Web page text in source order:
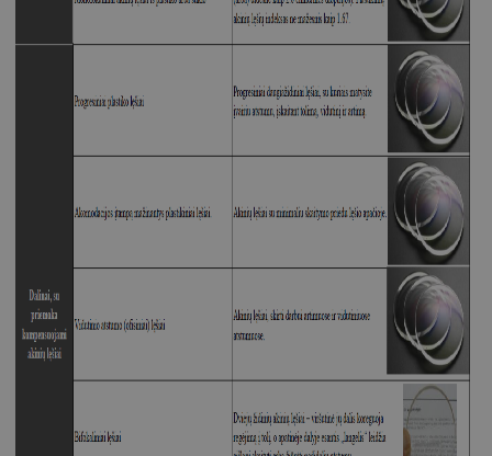
slapukų tinklalapis neveiks tinkamai. Šie slapukai
saugomi Jūsų įrenginyje, kol slapukai atlieka savo
Šie būtinieji slapukai nustatomi automatiškai.
Teikėjas/Domenas
Galiojimas
csrftoken
www.visionexpress.lt
11 mėnesį